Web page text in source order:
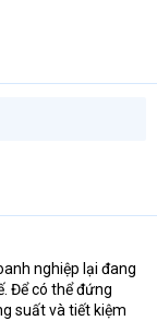
nghiệp lại đang
Để có thể đứng
suất và tiết kiệm